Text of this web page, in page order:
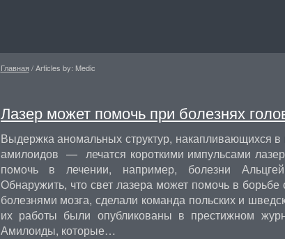
Главная /Articles by: Medic
Лазер может помочь при болезнях
Выдержка аномальных структур, накапливающихся
амилоидов — лечатся короткими импульсами
помочь в лечении, например, болезни
Обнаружить, что свет лазера может помочь в
болезнями мозга, сделали команда польских и
их работы были опубликованы в престижном
Амилоиды, которые…